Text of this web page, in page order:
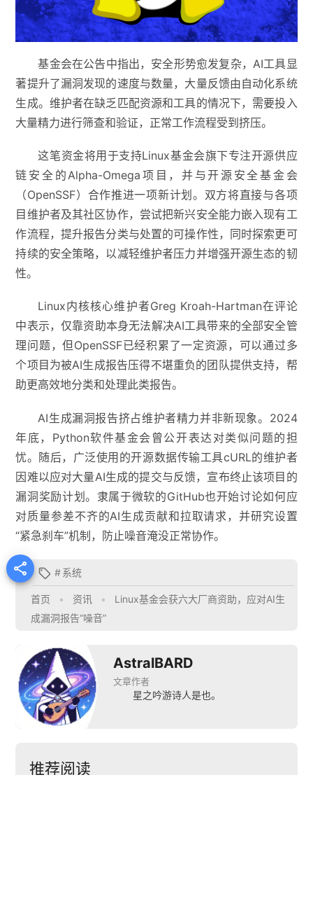
基金会在公告中指出，安全形势愈发复杂，AI工具显
著提升了漏洞发现的速度与数量，大量反馈由自动化系统
生成。维护者在缺乏匹配资源和工具的情况下，需要投入
大量精力进行筛查和验证，正常工作流程受到挤压。
这笔资金将用于支持Linux基金会旗下专注开源供应
链安全的Alpha-Omega项目，并与开源安全基金会
（OpenSSF）合作推进一项新计划。双方将直接与各项
目维护者及其社区协作，尝试把新兴安全能力嵌入现有工
作流程，提升报告分类与处置的可操作性，同时探索更可
持续的安全策略，以减轻维护者压力并增强开源生态的韧
性。
Linux内核核心维护者Greg Kroah-Hartman在评论
中表示，仅靠资助本身无法解决AI工具带来的全部安全管
理问题，但OpenSSF已经积累了一定资源，可以通过多
个项目为被AI生成报告压得不堪重负的团队提供支持，帮
助更高效地分类和处理此类报告。
AI生成漏洞报告挤占维护者精力并非新现象。2024
年底，Python软件基金会曾公开表达对类似问题的担
忧。随后，广泛使用的开源数据传输工具cURL的维护者
因难以应对大量AI生成的提交与反馈，宣布终止该项目的
漏洞奖励计划。隶属于微软的GitHub也开始讨论如何应
对质量参差不齐的AI生成贡献和拉取请求，并研究设置
“紧急刹车”机制，防止噪音淹没正常协作。
  #系统
首页 • 资讯 •
Linux基金会获六大厂商资助，应对AI生
成漏洞报告“噪音”
AstralBARD
文章作者
星之吟游诗人是也。
推荐阅读